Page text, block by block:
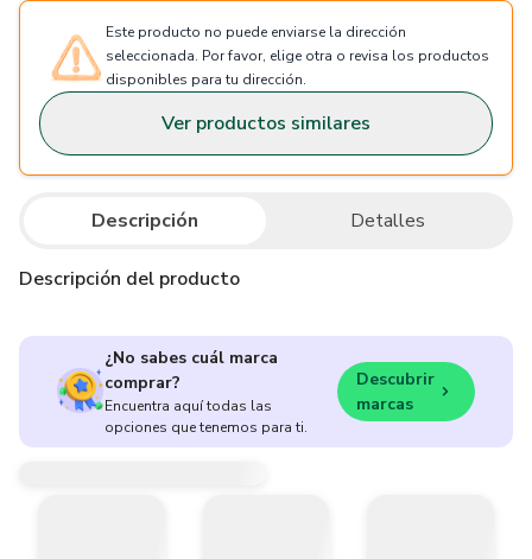
Este producto no puede enviarse la dirección
seleccionada. Por favor, elige otra o revisa los productos
disponibles para tu dirección.
Ver productos similares
Descripción Detalles
Descripción del producto
¿No sabes cuál marca
comprar?
Encuentra aquí todas las
opciones que tenemos para ti.
Descubrir
marcas